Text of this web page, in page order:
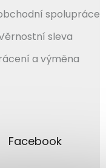
spolupráce
sleva
a výměna
Facebook